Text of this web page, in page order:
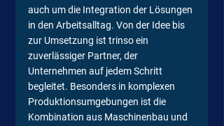
auch um die Integration der Lösungen
in den Arbeitsalltag. Von der Idee bis
zur Umsetzung ist trinso ein
zuverlässiger Partner, der
Unternehmen auf jedem Schritt
begleitet. Besonders in komplexen
Produktionsumgebungen ist die
Kombination aus Maschinenbau und